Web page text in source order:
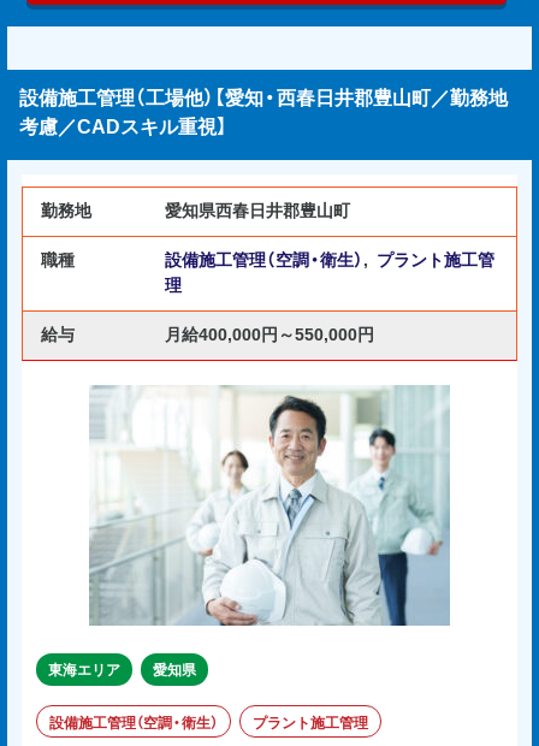
設備施工管理（工場他）【愛知・西春日井郡豊山町／勤務地
考慮／CADスキル重視】
勤務地 愛知県西春日井郡豊山町
職種 設備施工管理（空調・衛生） , プラント施工管
理
給与 月給400,000円～550,000円
東海エリア 愛知県
設備施工管理（空調・衛生） プラント施工管理